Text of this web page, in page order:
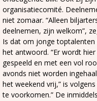
organisatiecomité.
niet zomaar. “Alleen
deelnemen, zijn welkom”,
Is dat om jonge toptalenten
het antwoord. “Er wordt
gespeeld en met een vol
avonds niet worden
het weekend vrij,” is
te voorkomen.” De